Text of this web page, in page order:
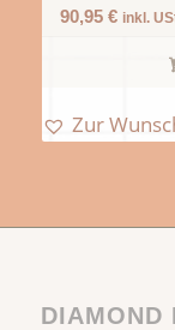
90,95 € inkl.
Zur
DIAMOND